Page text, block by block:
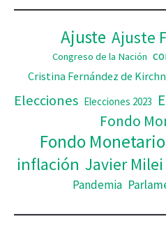
o
Ajuste Ajuste
Congreso de la Nación
Cristina Fernández de
Elecciones Elecciones 2023
Fondo
Fondo
inflación Javier Milei
Pandemia